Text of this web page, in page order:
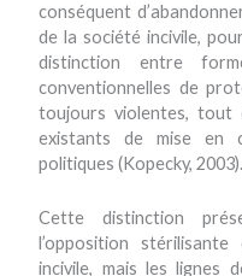
conséquent
de la société incivile,
distinction entre
conventionnelles de
toujours violentes, tout
existants de mise en
politiques (Kopecky, 2003).
Cette distinction
l’opposition
incivile, mais les lignes